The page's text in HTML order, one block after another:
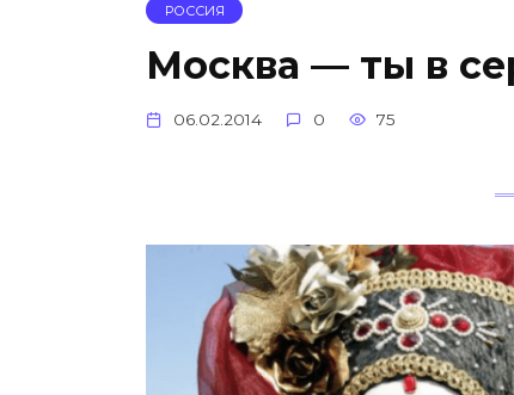
РОССИЯ
Москва — ты в
06.02.2014 0 75